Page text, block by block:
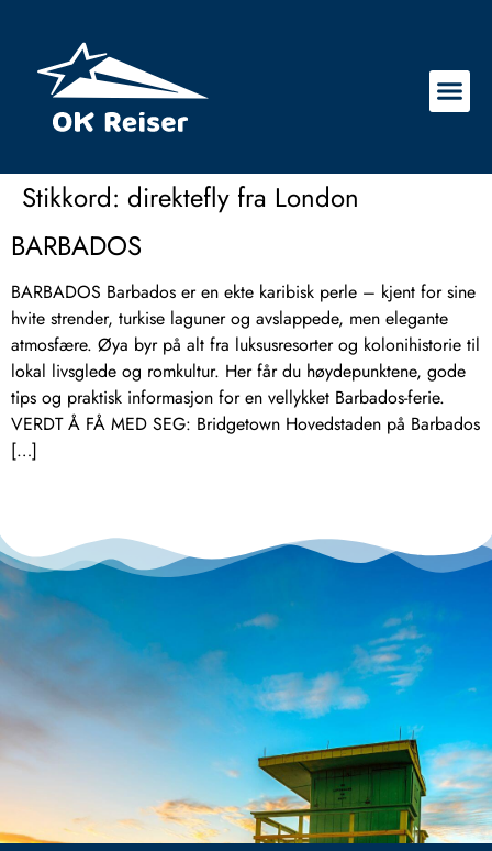
Stikkord: direktefly fra London
BARBADOS
BARBADOS Barbados er en ekte karibisk perle – kjent for sine
hvite strender, turkise laguner og avslappede, men elegante
atmosfære. Øya byr på alt fra luksusresorter og kolonihistorie til
lokal livsglede og romkultur. Her får du høydepunktene, gode
tips og praktisk informasjon for en vellykket Barbados-ferie.
VERDT Å FÅ MED SEG: Bridgetown Hovedstaden på Barbados
[…]